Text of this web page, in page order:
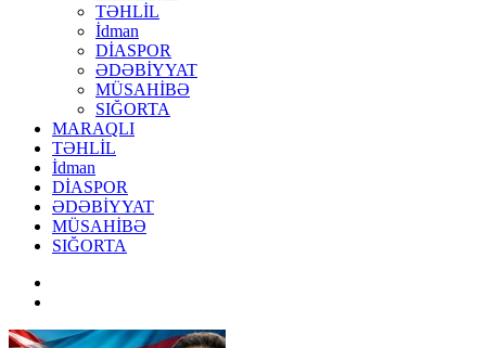
TƏHLİL
İdman
DİASPOR
ƏDƏBİYYAT
MÜSAHİBƏ
SIĞORTA
MARAQLI
TƏHLİL
İdman
DİASPOR
ƏDƏBİYYAT
MÜSAHİBƏ
SIĞORTA